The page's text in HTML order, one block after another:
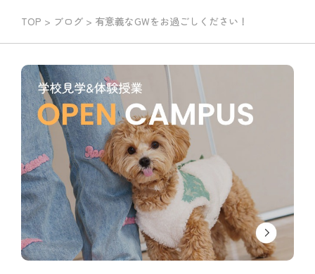
TOP > ブログ > 有意義なGWをお過ごしください！